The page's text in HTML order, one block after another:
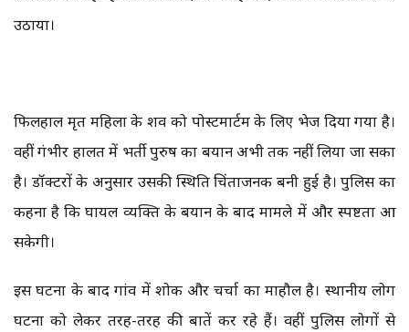
उठाया।
फिलहाल मृत महिला के शव को पोस्टमार्टम के लिए भेज दिया गया है।
वहीं गंभीर हालत में भर्ती पुरुष का बयान अभी तक नहीं लिया जा सका
है। डॉक्टरों के अनुसार उसकी स्थिति चिंताजनक बनी हुई है। पुलिस का
कहना है कि घायल व्यक्ति के बयान के बाद मामले में और स्पष्टता आ
सकेगी।
इस घटना के बाद गांव में शोक और चर्चा का माहौल है। स्थानीय लोग
घटना को लेकर तरह-तरह की बातें कर रहे हैं। वहीं पुलिस लोगों से